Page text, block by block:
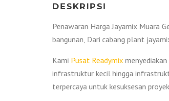
DESKRIPSI
Penawaran Harga Jayamix Muara
bangunan, Dari cabang plant
Kami Pusat Readymix
infrastruktur kecil hingga
terpercaya untuk kesuksesan